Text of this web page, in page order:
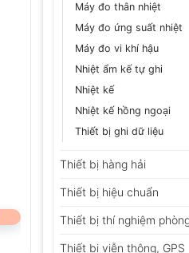
Máy đo thân nhiệt
Máy đo ứng suất nhiệt
Máy đo vi khí hậu
Nhiệt ẩm kế tự ghi
Nhiệt kế
Nhiệt kế hồng ngoại
Thiết bị ghi dữ liệu
Thiết bị hàng hải
Thiết bị hiệu chuẩn
Thiết bị thí nghiệm
Thiết bị viễn thông, GPS